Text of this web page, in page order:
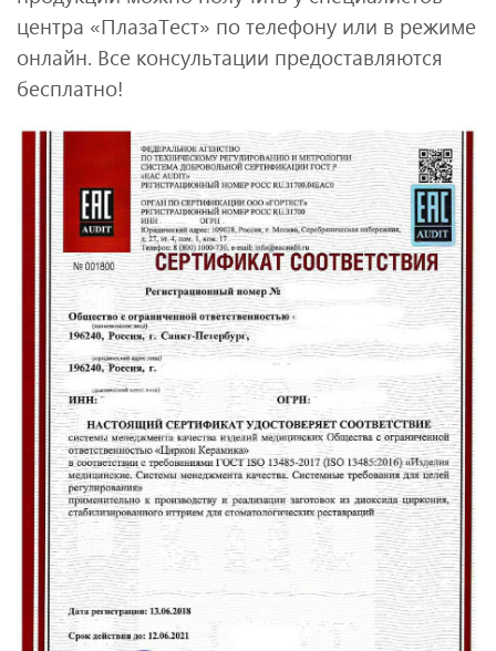
центра «ПлазаТест» по телефону или в режиме
онлайн. Все консультации предоставляются
бесплатно!